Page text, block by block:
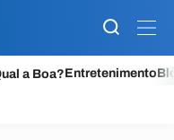
a Boa?Entretenimento